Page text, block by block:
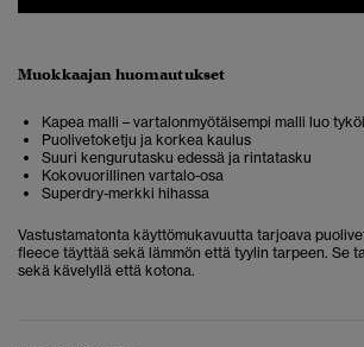
Muokkaajan huomautukset
Kapea malli – vartalonmyötäisempi malli luo
Puolivetoketju ja korkea kaulus
Suuri kengurutasku edessä ja rintatasku
Kokovuorillinen vartalo-osa
Superdry-merkki hihassa
Vastustamatonta käyttömukavuutta tarjoava
fleece täyttää sekä lämmön että tyylin tarpeen. Se
sekä kävelyllä että kotona.